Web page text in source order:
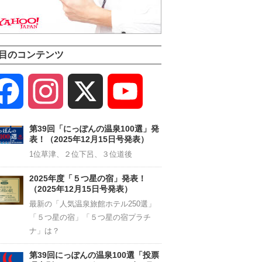
のコンテンツ
Facebook Instagram
Channel
第39回「にっぽんの温泉100選」発
表！（2025年12月15日号発表）
1位草津、２位下呂、３位道後
2025年度「５つ星の宿」発表！
（2025年12月15日号発表）
最新の「人気温泉旅館ホテル250選」
「５つ星の宿」「５つ星の宿プラチ
ナ」は？
第39回にっぽんの温泉100選「投票